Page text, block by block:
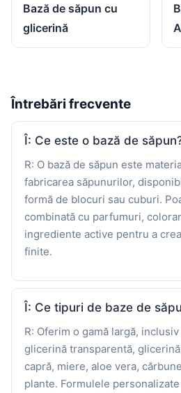
Bază de săpun cu
glicerină
Întrebări frecvente
Î: Ce este o bază de
R: O bază de săpun este
fabricarea săpunurilor,
formă de blocuri sau cuburi.
combinată cu parfumuri,
ingrediente active pentru a
finite.
Î: Ce tipuri de baze de
R: Oferim o gamă largă,
glicerină transparentă,
capră, miere, aloe vera,
plante. Formulele